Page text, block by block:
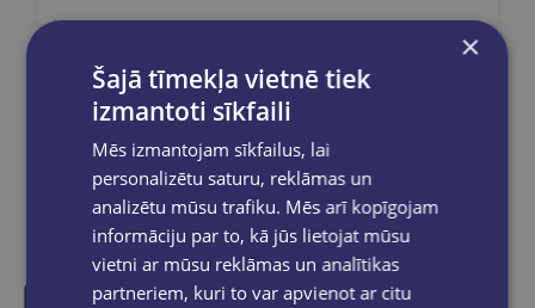
Dalies sociālajos tīklos:
×
Šajā tīmekļa vietnē tiek
izmantoti sīkfaili
Mēs izmantojam sīkfailus, lai
personalizētu saturu, reklāmas un
analizētu mūsu trafiku. Mēs arī kopīgojam
informāciju par to, kā jūs lietojat mūsu
vietni ar mūsu reklāmas un analītikas
partneriem, kuri to var apvienot ar citu